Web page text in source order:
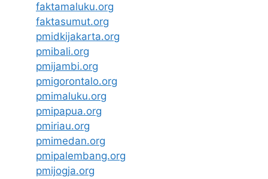
faktamaluku.org
faktasumut.org
pmidkijakarta.org
pmibali.org
pmijambi.org
pmigorontalo.org
pmimaluku.org
pmipapua.org
pmiriau.org
pmimedan.org
pmipalembang.org
pmijogja.org